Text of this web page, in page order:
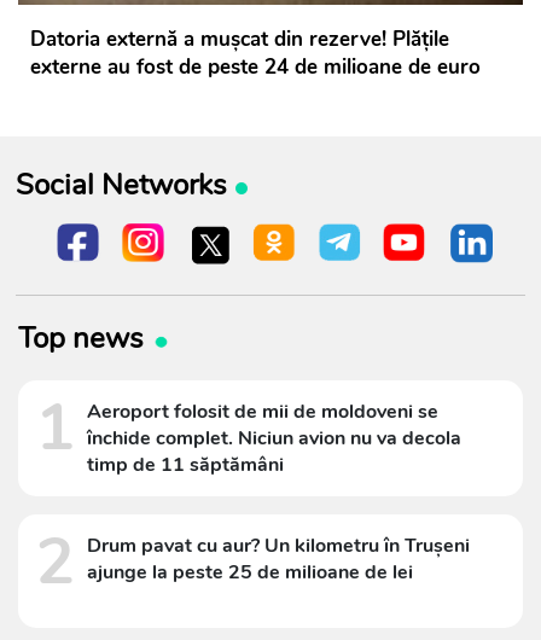
Datoria externă a mușcat din rezerve! Plățile
externe au fost de peste 24 de milioane de euro
Social Networks
Top news
1 Aeroport folosit de mii de moldoveni se
închide complet. Niciun avion nu va decola
timp de 11 săptămâni
2
Drum pavat cu aur? Un kilometru în Trușeni
ajunge la peste 25 de milioane de lei